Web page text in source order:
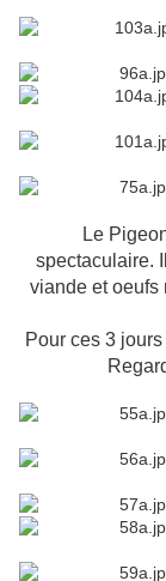
Le
spectaculaire.
viande et oeufs
Pour ces 3